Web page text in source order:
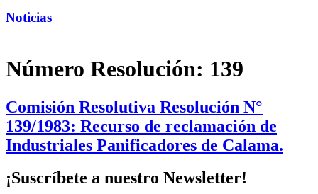
Noticias
Número Resolución: 139
Comisión Resolutiva Resolución N°
139/1983: Recurso de reclamación de
Industriales Panificadores de Calama.
¡Suscríbete a nuestro Newsletter!